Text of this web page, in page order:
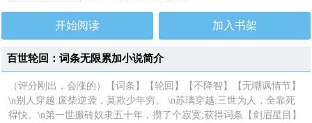
开始阅读 加入书架
百世轮回：词条无限累加小说简介
（评分刚出，会涨的）【词条】【轮回】【不降智】【无嘲讽情节】
\n别人穿越:废柴逆袭，莫欺少年穷。 \n苏璃穿越:三世为人，全靠死
得快。\n第一世搬砖奴隶五十年，攒了个寂寞;获得词条【剑眉星目】